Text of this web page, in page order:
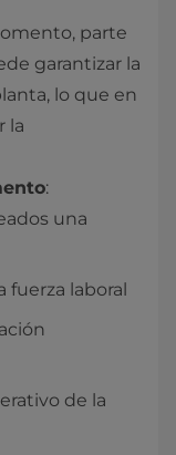
parte
garantizar la
lo que en
la
:
una
fuerza laboral
de la